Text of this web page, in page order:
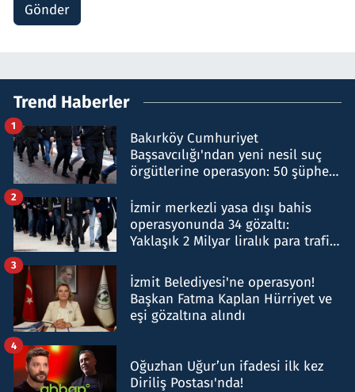
Gönder
Trend Haberler
Bakırköy Cumhuriyet
Başsavcılığı'ndan yeni nesil suç
örgütlerine operasyon: 50 şüpheli
1
İzmir merkezli yasa dışı bahis
operasyonunda 34 gözaltı:
Yaklaşık 2 Milyar liralık para trafiği
2
İzmit Belediyesi'ne operasyon!
Başkan Fatma Kaplan Hürriyet ve
eşi gözaltına alındı
3
Oğuzhan Uğur’un ifadesi ilk kez
Diriliş Postası'nda!
4